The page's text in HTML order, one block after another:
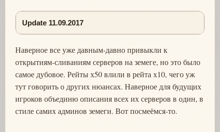
Update 11.09.2017
Наверное все уже давным-давно привыкли к
открытиям-сливаниям серверов на земеге, но это было
самое дубовое. Рейты х50 влили в рейта х10, чего уж
тут говорить о других нюансах. Наверное для будущих
игроков объединю описания всех их серверов в один, в
стиле самих админов земеги. Вот посмеёмся-то.